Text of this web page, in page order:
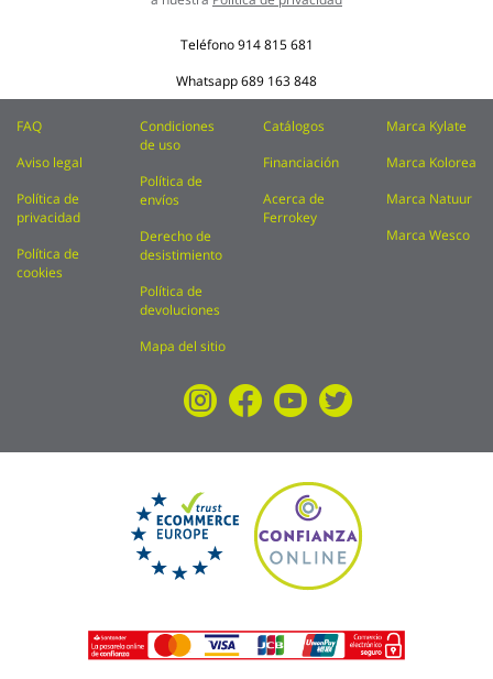
Teléfono914 815 681
Whatsapp689 163 848
FAQ
Aviso legal
Política de
privacidad
Política de
cookies
Condiciones
de uso
Política de
envíos
Derecho de
desistimiento
Política de
devoluciones
Mapa del sitio
Catálogos
Financiación
Acerca de
Ferrokey
Marca Kylate
Marca Kolorea
Marca Natuur
Marca Wesco